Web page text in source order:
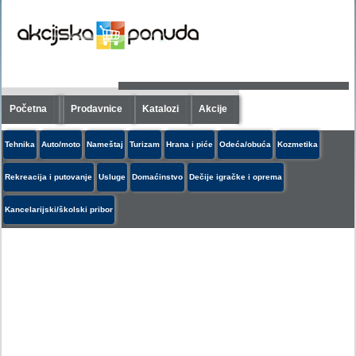
Početna Prodavnice Katalozi Akcije
Tehnika Auto/moto Nameštaj Turizam Hrana i piće Odeća/obuća Kozmetika
Rekreacija i putovanje Usluge Domaćinstvo Dečije igračke i oprema
Kancelarijski/školski pribor